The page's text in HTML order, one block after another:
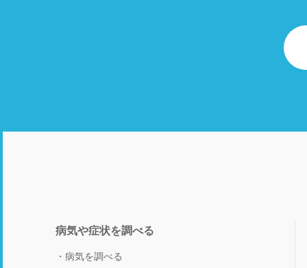
病気や症状を調べる
病気を調べる